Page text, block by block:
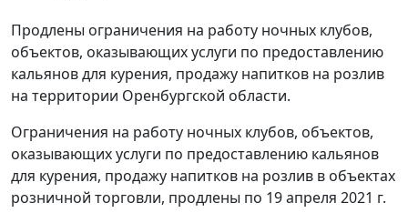
Продлены ограничения на работу ночных клубов,
объектов, оказывающих услуги по предоставлению
кальянов для курения, продажу напитков на розлив
на территории Оренбургской области.
Ограничения на работу ночных клубов, объектов,
оказывающих услуги по предоставлению кальянов
для курения, продажу напитков на розлив в объектах
розничной торговли, продлены по 19 апреля 2021 г.